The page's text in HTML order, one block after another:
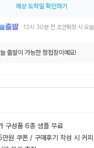
예상 도착일 확인하기
13시 30분 전 초안확정 시 오
출발이 가능한 청첩장이예요!
구성품 6종 샘플 무료
만원 쿠폰 / 구매후기 작성 시 커